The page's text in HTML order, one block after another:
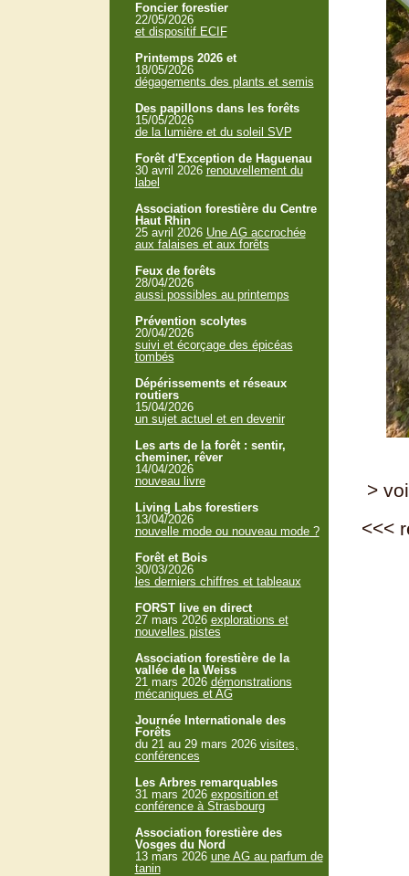
>
<<<
Foncier forestier
22/05/2026
et dispositif ECIF
Printemps 2026 et
18/05/2026
dégagements des plants et semis
Des papillons dans les forêts
15/05/2026
de la lumière et du soleil SVP
Forêt d'Exception de Haguenau
30 avril 2026 renouvellement du
label
Association forestière du Centre
Haut Rhin
25 avril 2026 Une AG accrochée
aux falaises et aux forêts
Feux de forêts
28/04/2026
aussi possibles au printemps
Prévention scolytes
20/04/2026
suivi et écorçage des épicéas
tombés
Dépérissements et réseaux
routiers
15/04/2026
un sujet actuel et en devenir
Les arts de la forêt : sentir,
cheminer, rêver
14/04/2026
nouveau livre
Living Labs forestiers
13/04/2026
nouvelle mode ou nouveau mode ?
Forêt et Bois
30/03/2026
les derniers chiffres et tableaux
FORST live en direct
27 mars 2026 explorations et
nouvelles pistes
Association forestière de la
vallée de la Weiss
21 mars 2026 démonstrations
mécaniques et AG
Journée Internationale des
Forêts
du 21 au 29 mars 2026 visites,
conférences
Les Arbres remarquables
31 mars 2026 exposition et
conférence à Strasbourg
Association forestière des
Vosges du Nord
13 mars 2026 une AG au parfum de
tanin